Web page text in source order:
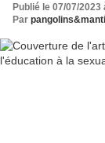
Publié le 07/07/2023
Par